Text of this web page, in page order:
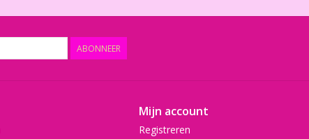
ABONNEER
Mijn account
Registreren